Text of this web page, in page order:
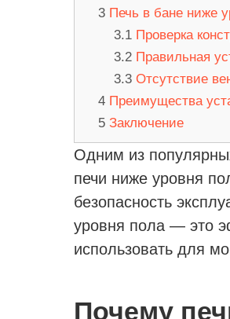
Печь в бане ниже
Проверка
Правильная
Отсутствие
Преимущества
Заключение
Одним из
печи ниже уровня
безопасность
уровня пола — это
использовать для
Почему